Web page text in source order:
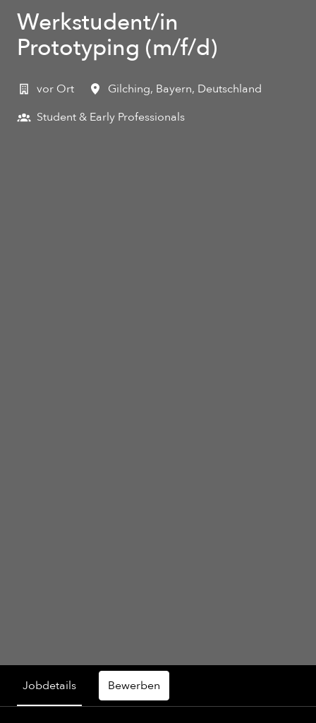
Werkstudent/in
Prototyping (m/f/d)
vor Ort Gilching, Bayern, Deutschland
Student & Early Professionals
Jobdetails Bewerben